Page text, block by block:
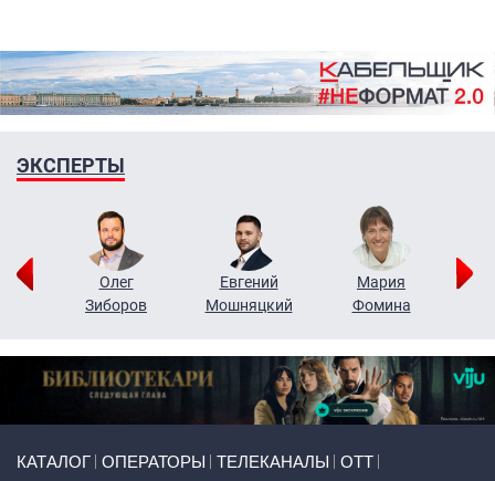
ЭКСПЕРТЫ
Олег
Зиборов
Евгений
Мошняцкий
Мария
Фомина
КАТАЛОГ ОПЕРАТОРЫ ТЕЛЕКАНАЛЫ ОТТ